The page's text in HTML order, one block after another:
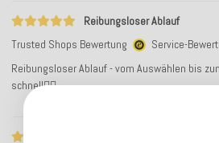
Reibungsloser Ablauf
Trusted Shops Bewertung
Service-
Reibungsloser Ablauf - vom Auswählen bis
schnell👍🏼